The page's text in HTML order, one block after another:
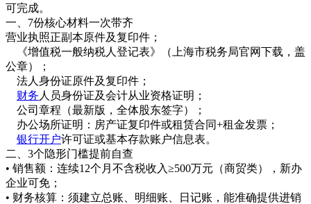
可完成。
一、7份核心材料一次带齐
营业执照正副本原件及复印件；
《增值税一般纳税人登记表》（上海市税务局官网下载，盖
公章）；
法人身份证原件及复印件；
财务 人员身份证及会计从业资格证明；
公司章程（最新版，全体股东签字）；
办公场所证明：房产证复印件或租赁合同+租金发票；
银行开户许可证或基本存款账户信息表。
二、3个隐形门槛提前自查
• 销售额：连续12个月不含税收入≥500万元（商贸类），新办
企业可免；
• 财务核算：须建立总账、明细账、日记账，能准确提供进销